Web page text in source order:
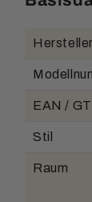
Hersteller
EAN /
Stil
Raum